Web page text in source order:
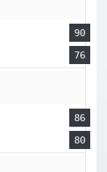
90
76
86
80